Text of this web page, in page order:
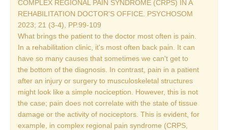
BLOG
REDAKCE
Pokyny pro autory
ARCHIV
COMPLEX REGIONAL PAIN SYNDROME (CRPS) IN A
REHABILITATION DOCTOR'S OFFICE. PSYCHOSOM
2023; 21 (3-4), PP.99-109
What brings the patient to the doctor most often is pain.
In a rehabilitation clinic, it's most often back pain. It can
have so many causes that sometimes we can't get to
the bottom of the diagnosis. In contrast, pain in a patient
after an injury or surgery to musculoskeletal structures
might look like a simple nociception. However, this is not
the case; pain does not correlate with the state of tissue
damage or the activity of nociceptors. This is evident, for
example, in complex regional pain syndrome (CRPS,